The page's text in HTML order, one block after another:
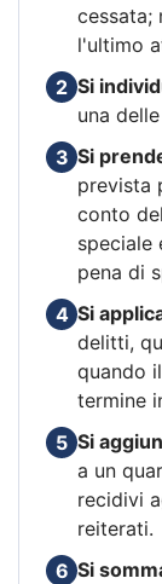
cessata;
l'ultimo
2 Si
una
3 Si
prevista
conto
speciale
pena di
4 Si
delitti,
quando
termine
5 Si
a un
recidivi
reiterati.
6 Si